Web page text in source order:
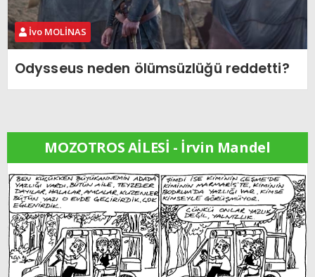
İvo MOLİNAS
Odysseus neden ölümsüzlüğü reddetti?
MOZOTROS AİLESİ - İrvin Mandel